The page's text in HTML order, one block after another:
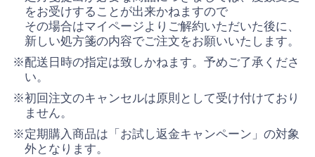
をお受けすることが出来かねますので
その場合はマイページよりご解約いただいた後に、
新しい処方箋の内容でご注文をお願いいたします。
※配送日時の指定は致しかねます。予めご了承くださ
い。
※初回注文のキャンセルは原則として受け付けており
ません。
※定期購入商品は「お試し返金キャンペーン」の対象
外となります。